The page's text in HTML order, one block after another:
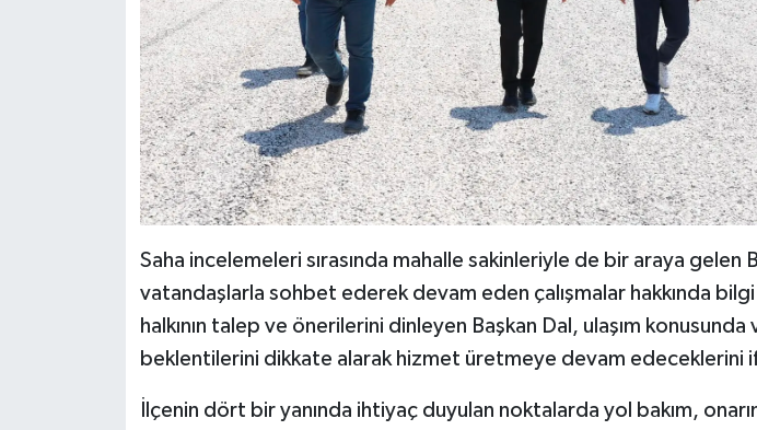
Saha incelemeleri sırasında mahalle sakinleriyle de bir araya gelen
vatandaşlarla sohbet ederek devam eden çalışmalar hakkında
halkının talep ve önerilerini dinleyen Başkan Dal, ulaşım konusunda
beklentilerini dikkate alarak hizmet üretmeye devam edeceklerini
İlçenin dört bir yanında ihtiyaç duyulan noktalarda yol bakım,